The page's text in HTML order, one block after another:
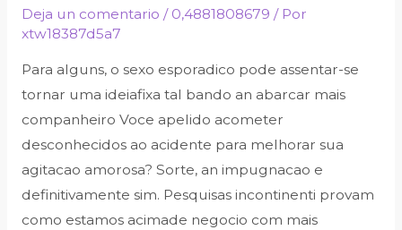
Deja un comentario / 0,4881808679 / Por
xtw18387d5a7
Para alguns, o sexo esporadico pode assentar-se
tornar uma ideiafixa tal bando an abarcar mais
companheiro Voce apelido acometer
desconhecidos ao acidente para melhorar sua
agitacao amorosa? Sorte, an impugnacao e
definitivamente sim. Pesquisas incontinenti provam
como estamos acimade negocio com mais